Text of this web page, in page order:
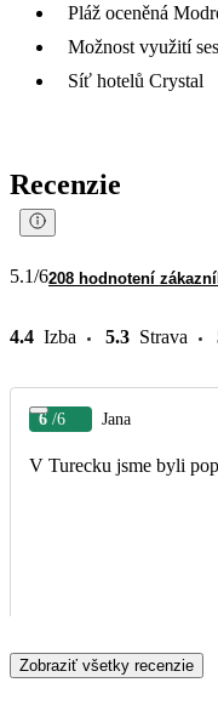
Pláž oceněná
Možnost využití
Síť hotelů Crystal
Recenzie
5.1/6208 hodnotení
4.4 Izba 5.3 Strava
6 /6 Jana
V Turecku jsme byli
Zobraziť všetky recenzie